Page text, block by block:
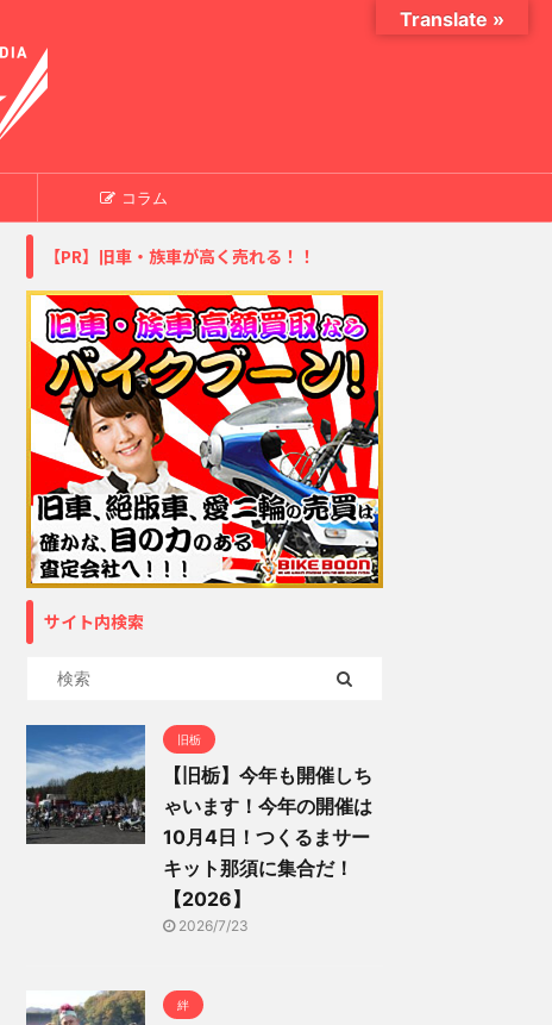
コラム
【PR】旧車・族車が高く売れる！！
サイト内検索
旧栃
【旧栃】今年も開催しち
ゃいます！今年の開催は
10月4日！つくるまサー
キット那須に集合だ！
【2026】
2026/7/23
絆
Translate »